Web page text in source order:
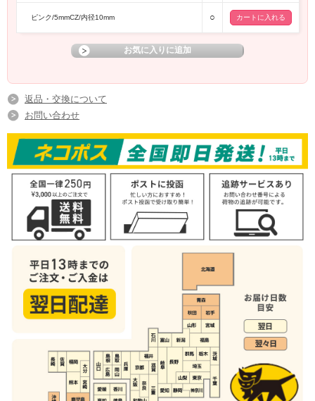
ピンク/5mmCZ/内径10mm ○
返品・交換について
お問い合わせ